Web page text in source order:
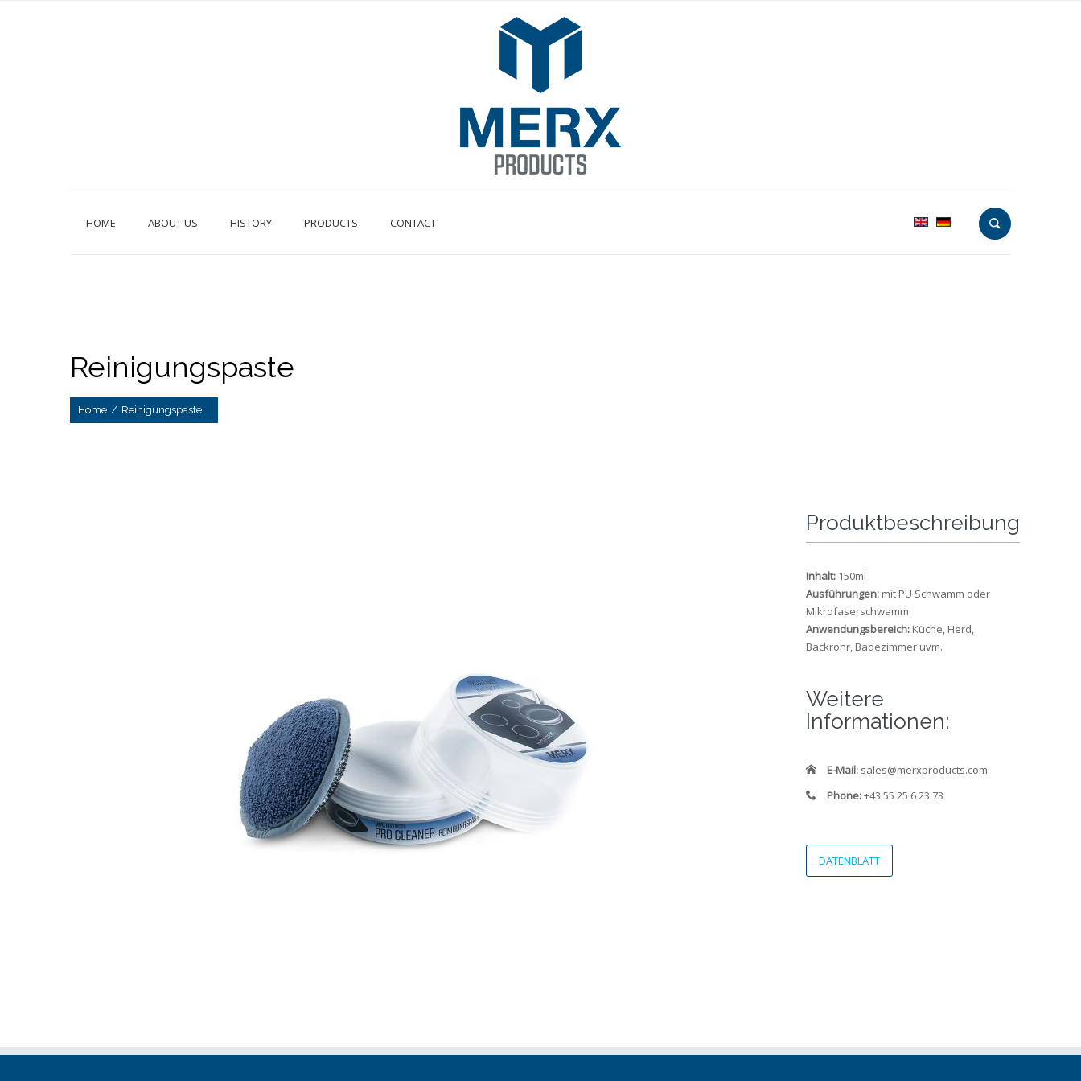
HOME ABOUT US HISTORY PRODUCTS CONTACT
Reinigungspaste
Home / Reinigungspaste
Produktbeschreibung
Inhalt: 150ml
Ausführungen: mit PU Schwamm oder
Mikrofaserschwamm
Anwendungsbereich: Küche, Herd,
Backrohr, Badezimmer uvm.
Weitere
Informationen:
E-Mail: sales@merxproducts.com
Phone:+43 55 25 6 23 73
DATENBLATT